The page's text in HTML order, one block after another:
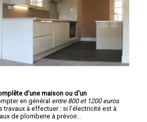
d'une maison ou d'un
en général entre 800 et 1200 euros
travaux à effectuer : si l'électricité est à
de plomberie à prévoir...